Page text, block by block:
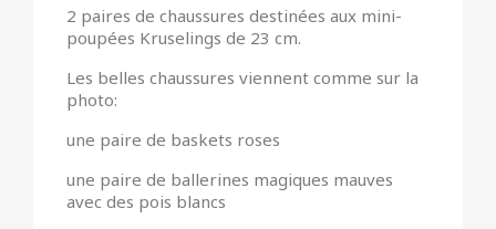
2 paires de chaussures destinées aux mini-
poupées Kruselings de 23 cm.
Les belles chaussures viennent comme sur la
photo:
une paire de baskets roses
une paire de ballerines magiques mauves
avec des pois blancs